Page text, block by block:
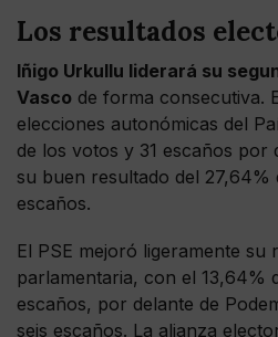
Los resultados
Iñigo Urkullu liderará su
Vasco de forma consecutiva.
elecciones autonómicas del
de los votos y 31 escaños por
su buen resultado del 27,64%
escaños.
El PSE mejoró ligeramente su
parlamentaria, con el 13,64%
escaños, por delante de
seis escaños. La alianza